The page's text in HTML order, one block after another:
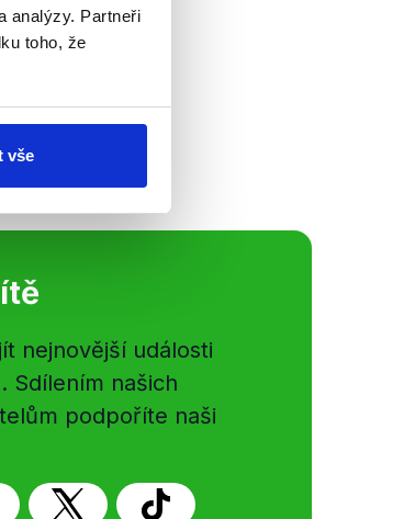
analýzy. Partneři
toho, že
vše
nejnovější události
Sdílením našich
podpoříte naši